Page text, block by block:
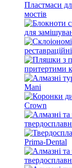
Пластмаси
мостів
для
притертими
Mani
Crown
Prima-Dental